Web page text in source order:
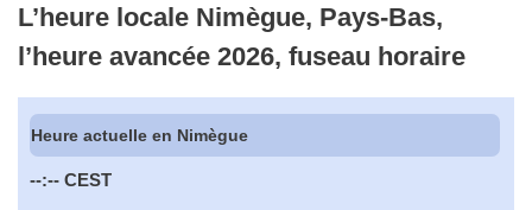
L’heure locale Nimègue, Pays-Bas,
l’heure avancée 2026, fuseau horaire
Heure actuelle en Nimègue
--:-- CEST